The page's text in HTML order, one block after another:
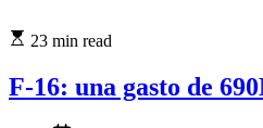
23 min read
F-16: una gasto de